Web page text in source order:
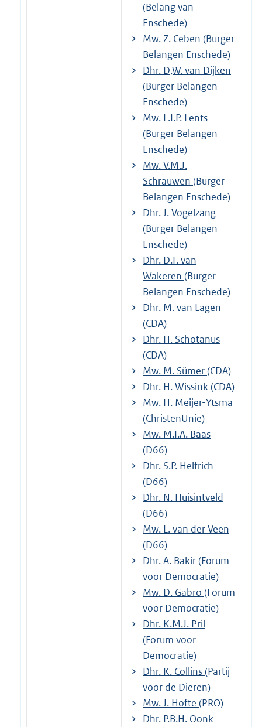
(Belang van
Enschede)
Mw. Z. Ceben (Burger
Belangen Enschede)
Dhr. D,W. van Dijken
(Burger Belangen
Enschede)
Mw. L.I.P. Lents
(Burger Belangen
Enschede)
Mw. V.M.J.
Schrauwen (Burger
Belangen Enschede)
Dhr. J. Vogelzang
(Burger Belangen
Enschede)
Dhr. D.F. van
Wakeren (Burger
Belangen Enschede)
Dhr. M. van Lagen
(CDA)
Dhr. H. Schotanus
(CDA)
Mw. M. Sümer(CDA)
Dhr. H. Wissink(CDA)
Mw. H. Meijer-Ytsma
(ChristenUnie)
Mw. M.I.A. Baas
(D66)
Dhr. S.P. Helfrich
(D66)
Dhr. N. Huisintveld
(D66)
Mw. L. van der Veen
(D66)
Dhr. A. Bakir(Forum
voor Democratie)
Mw. D. Gabro (Forum
voor Democratie)
Dhr. K.M.J. Pril
(Forum voor
Democratie)
Dhr. K. Collins(Partij
voor de Dieren)
Mw. J. Hofte (PRO)
Dhr. P.B.H. Oonk